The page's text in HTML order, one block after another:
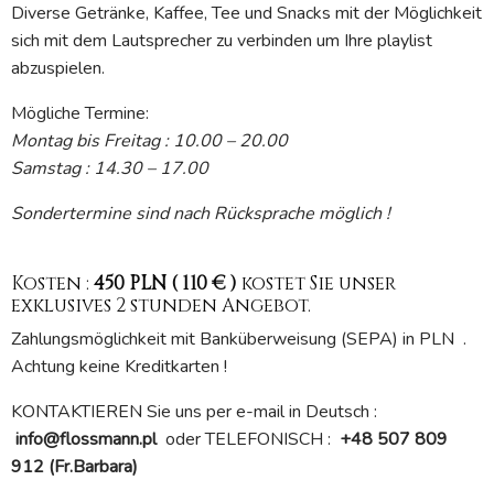
Diverse Getränke, Kaffee, Tee und Snacks mit der Möglichkeit
sich mit dem Lautsprecher zu verbinden um Ihre playlist
abzuspielen.
Mögliche Termine:
Montag bis Freitag : 10.00 – 20.00
Samstag : 14.30 – 17.00
Sondertermine sind nach Rücksprache möglich !
Kosten : 450 PLN ( 110 € ) kostet Sie unser
exklusives 2 stunden Angebot.
Zahlungsmöglichkeit mit Banküberweisung (SEPA) in PLN .
Achtung keine Kreditkarten !
KONTAKTIEREN Sie uns per e-mail in Deutsch :
info@flossmann.ploder TELEFONISCH : +48 507 809
912 (Fr.Barbara)